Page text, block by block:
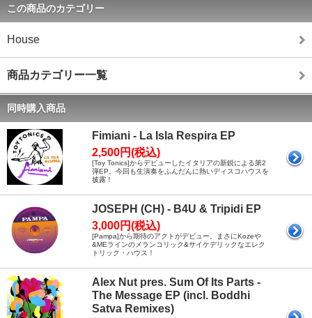
この商品のカテゴリー
House
商品カテゴリー一覧
同時購入商品
Fimiani - La Isla Respira EP
2,500円(税込)
[Toy Tonics]からデビューしたイタリアの新鋭による第2
弾EP。今回も生演奏をふんだんに熱いディスコハウスを
披露！
JOSEPH (CH) - B4U & Tripidi EP
3,000円(税込)
[Pampa]から期待のアクトがデビュー。まさにKozeや
&MEラインのメランコリック&サイケデリックなエレク
トリック・ハウス！
Alex Nut pres. Sum Of Its Parts -
The Message EP (incl. Boddhi
Satva Remixes)